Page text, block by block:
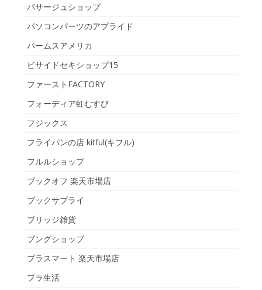
パサージュショップ
パソコンパーツのアプライド
パームスアメリカ
ビサイドセキショップ15
ファーストFACTORY
フォーディア虹むすび
フジックス
フライパンの店 kitful(キフル)
フルルショップ
ブックオフ 楽天市場店
ブックサプライ
ブリッジ雑貨
ブングショップ
プラスマート 楽天市場店
プラ生活